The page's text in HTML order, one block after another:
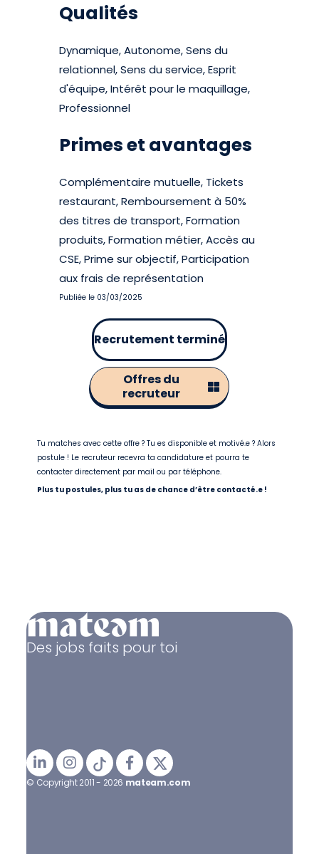
Qualités
Dynamique, Autonome, Sens du
relationnel, Sens du service, Esprit
d'équipe, Intérêt pour le maquillage,
Professionnel
Primes et avantages
Complémentaire mutuelle, Tickets
restaurant, Remboursement à 50%
des titres de transport, Formation
produits, Formation métier, Accès au
CSE, Prime sur objectif, Participation
aux frais de représentation
Publiée le 03/03/2025
Recrutement terminé
Offres du
recruteur
Tu matches avec cette offre ? Tu es disponible et motivé.e ? Alors
postule ! Le recruteur recevra ta candidature et pourra te
contacter directement par mail ou par téléphone.
Plus tu postules, plus tu as de chance d’être contacté.e !
Des jobs faits pour toi
© Copyright 2011 - 2026 mateam.com